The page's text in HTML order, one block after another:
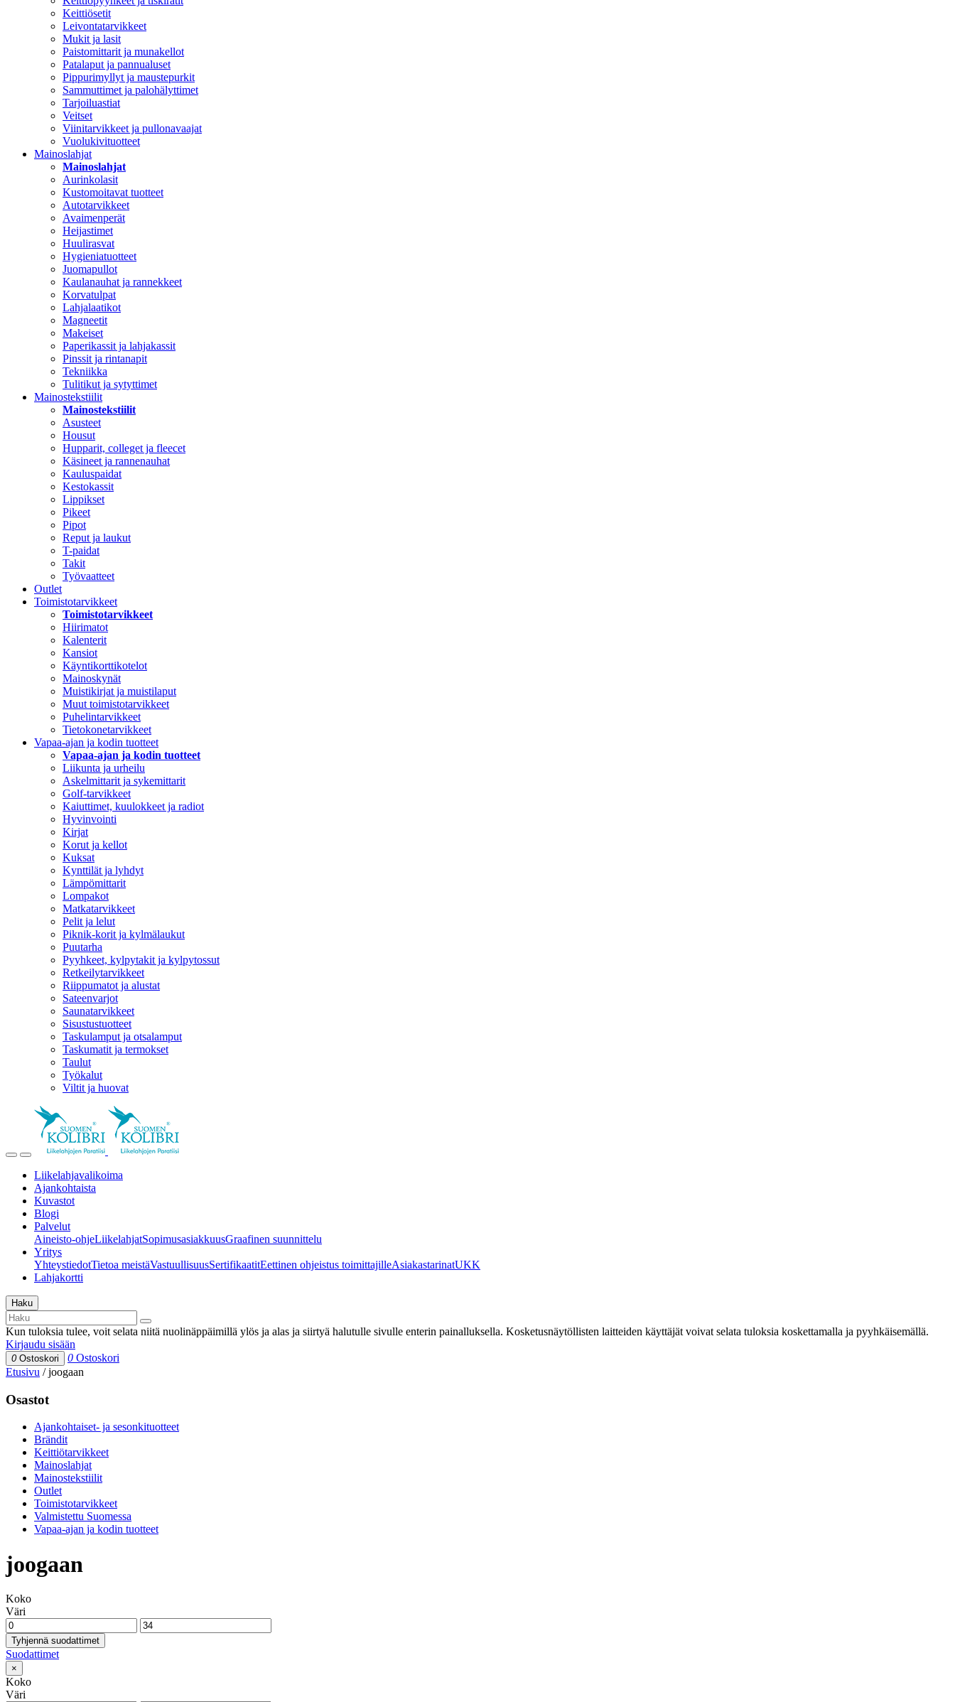
Keittiösetit
Leivontatarvikkeet
Mukit ja lasit
Paistomittarit ja munakellot
Patalaput ja pannualuset
Pippurimyllyt ja maustepurkit
Sammuttimet ja palohälyttimet
Tarjoiluastiat
Veitset
Viinitarvikkeet ja pullonavaajat
Vuolukivituotteet
Mainoslahjat
Mainoslahjat
Aurinkolasit
Kustomoitavat tuotteet
Autotarvikkeet
Avaimenperät
Heijastimet
Huulirasvat
Hygieniatuotteet
Juomapullot
Kaulanauhat ja rannekkeet
Korvatulpat
Lahjalaatikot
Magneetit
Makeiset
Paperikassit ja lahjakassit
Pinssit ja rintanapit
Tekniikka
Tulitikut ja sytyttimet
Mainostekstiilit
Mainostekstiilit
Asusteet
Housut
Hupparit, colleget ja fleecet
Käsineet ja rannenauhat
Kauluspaidat
Kestokassit
Lippikset
Pikeet
Pipot
Reput ja laukut
T-paidat
Takit
Työvaatteet
Outlet
Toimistotarvikkeet
Toimistotarvikkeet
Hiirimatot
Kalenterit
Kansiot
Käyntikorttikotelot
Mainoskynät
Muistikirjat ja muistilaput
Muut toimistotarvikkeet
Puhelintarvikkeet
Tietokonetarvikkeet
Vapaa-ajan ja kodin tuotteet
Vapaa-ajan ja kodin tuotteet
Liikunta ja urheilu
Askelmittarit ja sykemittarit
Golf-tarvikkeet
Kaiuttimet, kuulokkeet ja radiot
Hyvinvointi
Kirjat
Korut ja kellot
Kuksat
Kynttilät ja lyhdyt
Lämpömittarit
Lompakot
Matkatarvikkeet
Pelit ja lelut
Piknik-korit ja kylmälaukut
Puutarha
Pyyhkeet, kylpytakit ja kylpytossut
Retkeilytarvikkeet
Riippumatot ja alustat
Sateenvarjot
Saunatarvikkeet
Sisustustuotteet
Taskulamput ja otsalamput
Taskumatit ja termokset
Taulut
Työkalut
Viltit ja huovat
Liikelahjavalikoima
Ajankohtaista
Kuvastot
Blogi
Palvelut
Aineisto-ohjeLiikelahjatSopimusasiakkuusGraafinen suunnittelu
Yritys
YhteystiedotTietoa meistäVastuullisuusSertifikaatitEettinen ohjeistus toimittajilleAsiakastarinatUKK
Lahjakortti
Haku
Kun tuloksia tulee, voit selata niitä nuolinäppäimillä ylös ja alas ja siirtyä halutulle sivulle enterin painalluksella. Kosketusnäytöllisten laitteiden käyttäjät voivat selata tuloksia koskettamalla ja pyyhkäisemällä.
Kirjaudu sisään
0 Ostoskori 0 Ostoskori
Etusivu /joogaan
Osastot
Ajankohtaiset- ja sesonkituotteet
Brändit
Keittiötarvikkeet
Mainoslahjat
Mainostekstiilit
Outlet
Toimistotarvikkeet
Valmistettu Suomessa
Vapaa-ajan ja kodin tuotteet
joogaan
Koko
Väri
Tyhjennä suodattimet
Suodattimet
×
Koko
Väri